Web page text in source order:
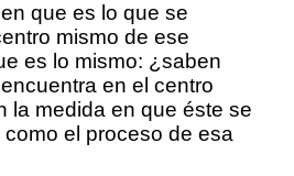
que es lo que se
mismo de ese
es lo mismo: ¿saben
en el centro
la medida en que éste se
el proceso de esa